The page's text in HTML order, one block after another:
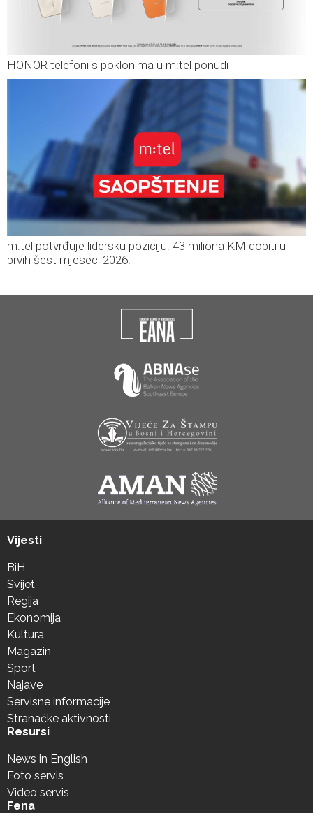
HONOR telefoni s poklonima u m:tel ponudi
m:tel potvrđuje lidersku poziciju: 43 miliona KM dobiti u
prvih šest mjeseci 2026.
Vijesti
BiH
Svijet
Regija
Ekonomija
Kultura
Magazin
Sport
Najave
Servisne informacije
Stranačke aktivnosti
Resursi
News in English
Foto servis
Video servis
Fena